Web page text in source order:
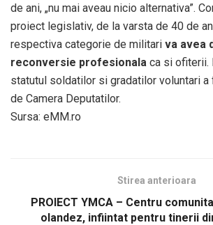
de ani, „nu mai aveau nicio alternativa”.
proiect legislativ, de la varsta de 40 de
respectiva categorie de militari va avea
reconversie profesionala ca si ofiterii.
statutul soldatilor si gradatilor voluntari
de Camera Deputatilor.
Sursa: eMM.ro
Stirea anterioara
PROIECT YMCA – Centru
olandez, infiintat pentru tinerii